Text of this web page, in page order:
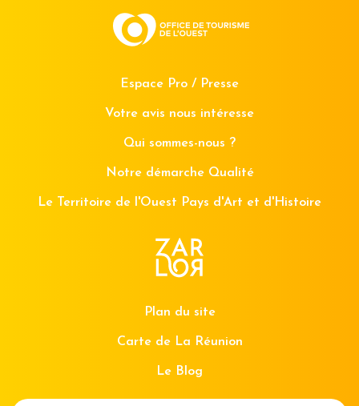
Espace Pro / Presse
Votre avis nous intéresse
Qui sommes-nous ?
Notre démarche Qualité
Le Territoire de l'Ouest Pays d'Art et d'Histoire
Plan du site
Carte de La Réunion
Le Blog